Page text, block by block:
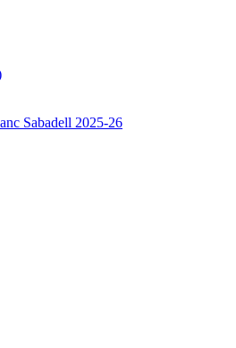
Sabadell 2025-26